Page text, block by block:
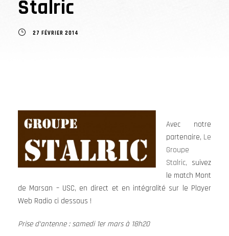
Stalric
27 FÉVRIER 2014
Avec notre
partenaire, Le
Groupe
Stalric, suivez
le match Mont
de Marsan – USC, en direct et en intégralité sur le Player
Web Radio ci dessous !
Prise d’antenne : samedi 1er mars à 18h20